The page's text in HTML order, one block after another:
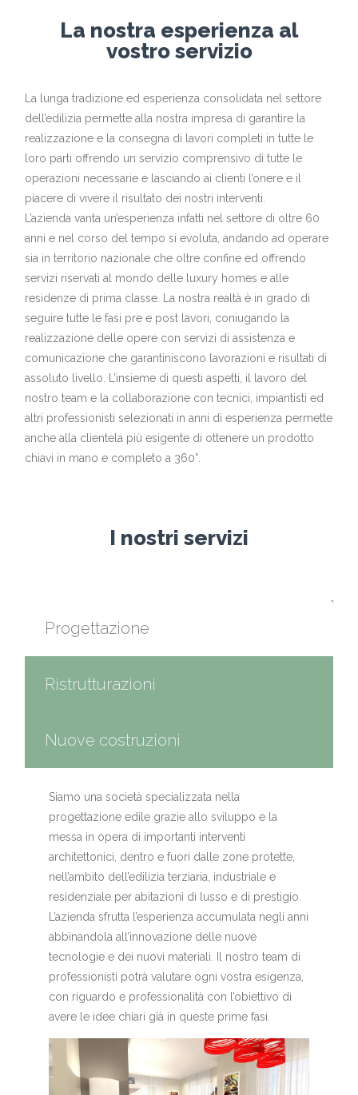
La nostra esperienza al
vostro servizio
La lunga tradizione ed esperienza consolidata nel settore
dell’edilizia permette alla nostra impresa di garantire la
realizzazione e la consegna di lavori completi in tutte le
loro parti offrendo un servizio comprensivo di tutte le
operazioni necessarie e lasciando ai clienti l’onere e il
piacere di vivere il risultato dei nostri interventi.
L’azienda vanta un’esperienza infatti nel settore di oltre 60
anni e nel corso del tempo si evoluta, andando ad operare
sia in territorio nazionale che oltre confine ed offrendo
servizi riservati al mondo delle luxury homes e alle
residenze di prima classe. La nostra realtà è in grado di
seguire tutte le fasi pre e post lavori, coniugando la
realizzazione delle opere con servizi di assistenza e
comunicazione che garantiniscono lavorazioni e risultati di
assoluto livello. L’insieme di questi aspetti, il lavoro del
nostro team e la collaborazione con tecnici, impiantisti ed
altri professionisti selezionati in anni di esperienza permette
anche alla clientela più esigente di ottenere un prodotto
chiavi in mano e completo a 360°.
I nostri servizi
Progettazione
Ristrutturazioni
Nuove costruzioni
Siamo una società specializzata nella
progettazione edile grazie allo sviluppo e la
messa in opera di importanti interventi
architettonici, dentro e fuori dalle zone protette,
nell’ambito dell’edilizia terziaria, industriale e
residenziale per abitazioni di lusso e di prestigio.
L’azienda sfrutta l’esperienza accumulata negli anni
abbinandola all’innovazione delle nuove
tecnologie e dei nuovi materiali. Il nostro team di
professionisti potrà valutare ogni vostra esigenza,
con riguardo e professionalità con l’obiettivo di
avere le idee chiari già in queste prime fasi.